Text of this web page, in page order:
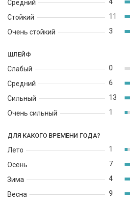
Средний
Стойкий
Очень стойкий
11
3
ШЛЕЙФ
Слабый
Средний
Сильный
Очень сильный
0
6
13
1
ДЛЯ КАКОГО ВРЕМЕНИ ГОДА?
Лето
Осень
Зима
Весна
1
7
4
9